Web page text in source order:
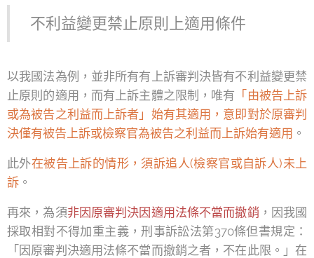
不利益變更禁止原則上適用條件
以我國法為例，並非所有有上訴審判決皆有不利益變更禁
止原則的適用，而有上訴主體之限制，唯有 「由被告上訴
或為被告之利益而上訴者」始有其適用，意即對於原審判
決僅有被告上訴或檢察官為被告之利益而上訴始有適用 。
此外在被告上訴的情形，須訴追人(檢察官或自訴人)未上
訴 。
再來，為須非因原審判決因適用法條不當而撤銷 ，因我國
採取相對不得加重主義，刑事訴訟法第370條但書規定：
「因原審判決適用法條不當而撤銷之者，不在此限。」在